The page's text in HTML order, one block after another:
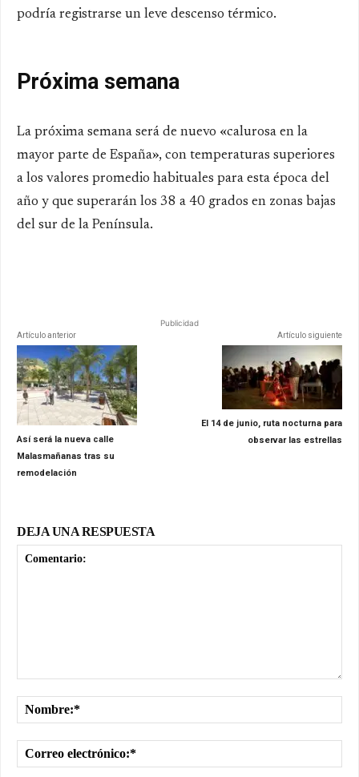
podría registrarse un leve descenso térmico.
Próxima semana
La próxima semana será de nuevo «calurosa en la
mayor parte de España», con temperaturas superiores
a los valores promedio habituales para esta época del
año y que superarán los 38 a 40 grados en zonas bajas
del sur de la Península.
Publicidad
Artículo anterior
Así será la nueva calle
Malasmañanas tras su
remodelación
Artículo siguiente
El 14 de junio, ruta nocturna para
observar las estrellas
DEJA UNA RESPUESTA